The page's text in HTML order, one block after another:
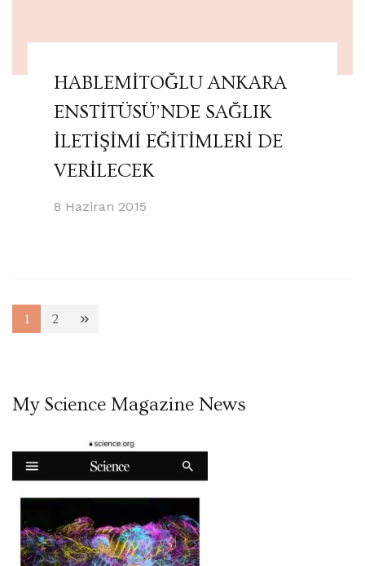
HABLEMİTOĞLU ANKARA
ENSTİTÜSÜ’NDE SAĞLIK
İLETİŞİMİ EĞİTİMLERİ DE
VERİLECEK
8 Haziran 2015
Posts
Sayfa
1 Sayfa
2
My Science Magazine News